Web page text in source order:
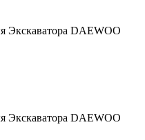
Экскаватора DAEWOO
Экскаватора DAEWOO